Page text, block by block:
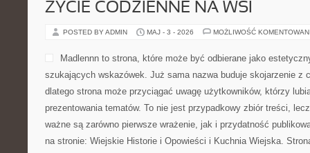
ŻYCIE CODZIENNE NA WSI
POSTED BY ADMIN MAJ - 3 - 2026 MOŻLIWOŚĆ
Madlennn to strona, które może być odbierane jako
szukających wskazówek. Już sama nazwa buduje skojarzenie z
dlatego strona może przyciągać uwagę użytkowników, którzy
prezentowania tematów. To nie jest przypadkowy zbiór treści,
ważne są zarówno pierwsze wrażenie, jak i przydatność
na stronie: Wiejskie Historie i Opowieści i Kuchnia Wiejska.